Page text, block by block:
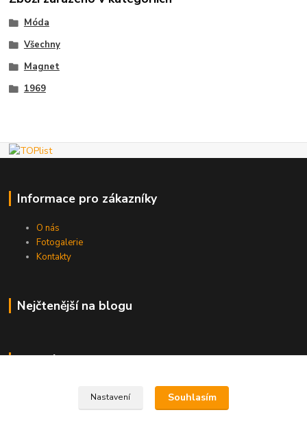
Móda
Všechny
Magnet
1969
Informace pro zákazníky
O nás
Fotogalerie
Kontakty
Nejčtenější na blogu
Kde nás najdete
Nastavení Souhlasím